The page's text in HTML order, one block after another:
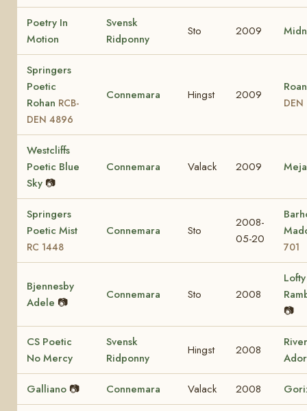
Poetry In
Motion
Svensk
Ridponny
Sto 2009
Springers
Poetic
Rohan RCB-
DEN 4896
Connemara Hingst 2009
Westcliffs
Poetic Blue
Sky 📷
Connemara Valack 2009
Springers
Poetic Mist
RC 1448
Connemara Sto
2008-
05-20
701
Bjennesby
Adele 📷
Connemara Sto 2008
📷
CS Poetic
No Mercy
Svensk
Ridponny
Hingst 2008
Galliano 📷 Connemara Valack 2008